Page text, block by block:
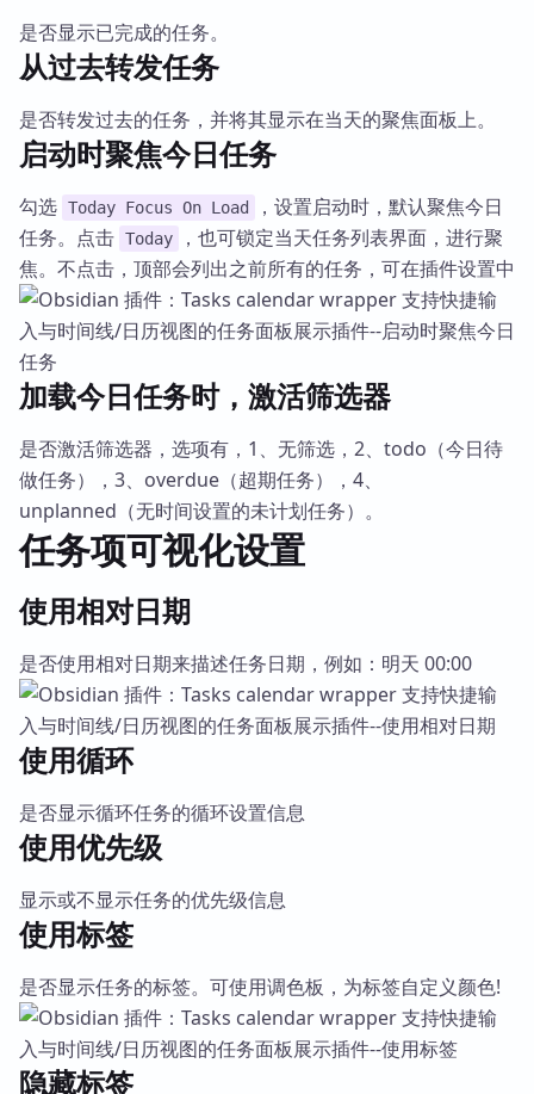
是否显示已完成的任务。
从过去转发任务
是否转发过去的任务，并将其显示在当天的聚焦面板上。
启动时聚焦今日任务
勾选 Today Focus On Load
，设置启动时，默认聚焦今日
任务。点击 Today
，也可锁定当天任务列表界面，进行聚
焦。不点击，顶部会列出之前所有的任务，可在插件设置中
加载今日任务时，激活筛选器
是否激活筛选器，选项有，1、无筛选，2、todo（今日待
做任务），3、overdue（超期任务），4、
unplanned（无时间设置的未计划任务）。
任务项可视化设置
使用相对日期
是否使用相对日期来描述任务日期，例如：明天 00:00
使用循环
是否显示循环任务的循环设置信息
使用优先级
显示或不显示任务的优先级信息
使用标签
是否显示任务的标签。可使用调色板，为标签自定义颜色!
隐藏标签